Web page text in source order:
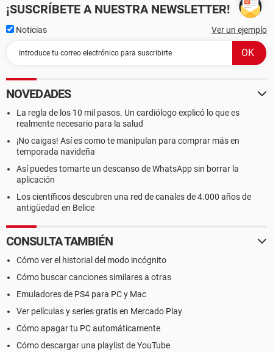
¡SUSCRÍBETE A NUESTRA NEWSLETTER!
Noticias Ver un ejemplo
NOVEDADES
La regla de los 10 mil pasos. Un cardiólogo explicó lo que es
realmente necesario para la salud
¡No caigas! Así es como te manipulan para comprar más en
temporada navideña
Así puedes tomarte un descanso de WhatsApp sin borrar la
aplicación
Los científicos descubren una red de canales de 4.000 años de
antigüedad en Belice
CONSULTA TAMBIÉN
Cómo ver el historial del modo incógnito
Cómo buscar canciones similares a otras
Emuladores de PS4 para PC y Mac
Ver películas y series gratis en Mercado Play
Cómo apagar tu PC automáticamente
Cómo descargar una playlist de YouTube